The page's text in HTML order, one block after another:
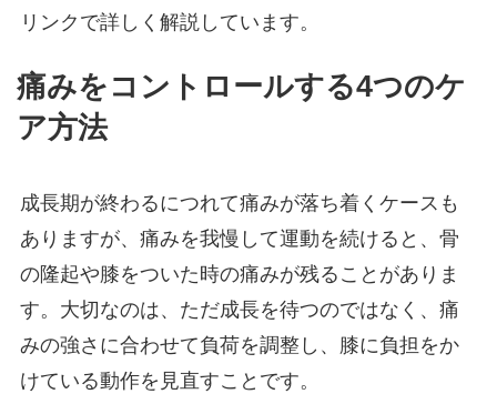
リンクで詳しく解説しています。
痛みをコントロールする4つのケ
ア方法
成長期が終わるにつれて痛みが落ち着くケースも
ありますが、痛みを我慢して運動を続けると、骨
の隆起や膝をついた時の痛みが残ることがありま
す。大切なのは、ただ成長を待つのではなく、痛
みの強さに合わせて負荷を調整し、膝に負担をか
けている動作を見直すことです。